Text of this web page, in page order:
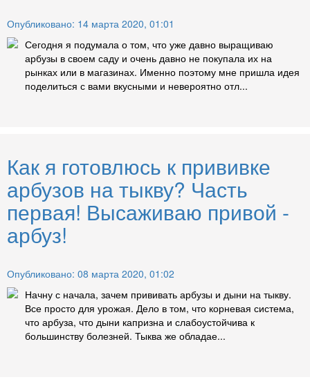
Опубликовано: 14 марта 2020, 01:01
Сегодня я подумала о том, что уже давно выращиваю
арбузы в своем саду и очень давно не покупала их на
рынках или в магазинах. Именно поэтому мне пришла идея
поделиться с вами вкусными и невероятно отл...
Как я готовлюсь к прививке
арбузов на тыкву? Часть
первая! Высаживаю привой -
арбуз!
Опубликовано: 08 марта 2020, 01:02
Начну с начала, зачем прививать арбузы и дыни на тыкву.
Все просто для урожая. Дело в том, что корневая система,
что арбуза, что дыни капризна и слабоустойчива к
большинству болезней. Тыква же обладае...